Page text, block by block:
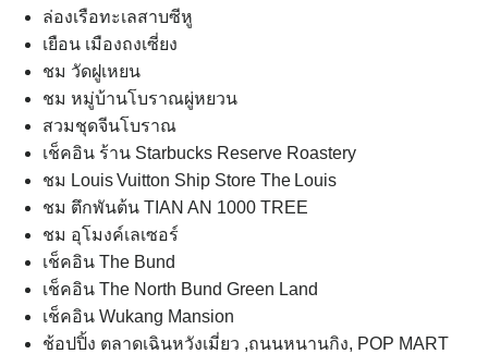
ล่องเรือทะเลสาบซีหู
เยือน เมืองถงเซี่ยง
ชม วัดฝูเหยน
ชม หมู่บ้านโบราณผู่หยวน
สวมชุดจีนโบราณ
เช็คอิน ร้าน Starbucks Reserve Roastery
ชม Louis Vuitton Ship Store The Louis
ชม ตึกพันต้น TIAN AN 1000 TREE
ชม อุโมงค์เลเซอร์
เช็คอิน The Bund
เช็คอิน The North Bund Green Land
เช็คอิน Wukang Mansion
ช้อปปิ้ง ตลาดเฉินหวังเมี่ยว ,ถนนหนานกิง, POP MART